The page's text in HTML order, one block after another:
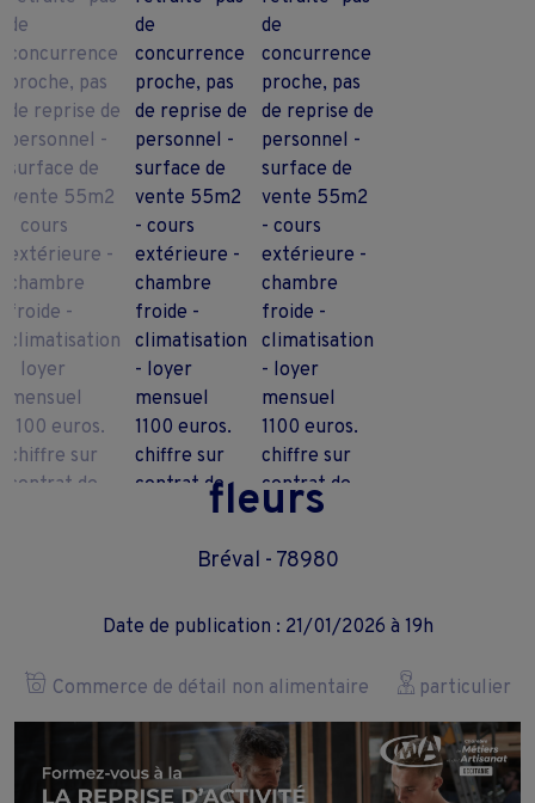
fleurs
Bréval - 78980
Date de publication : 21/01/2026 à 19h
Commerce de détail non alimentaire particulier